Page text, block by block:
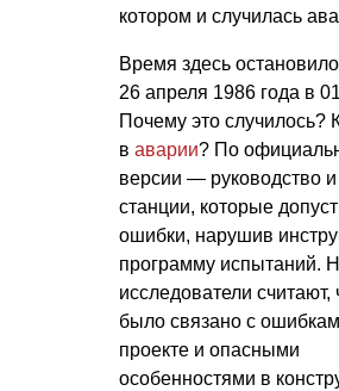
котором и случилась
Время здесь
26 апреля 1986 года в
Почему это случилось?
в аварии? По
версии — руководство
станции, которые
ошибки, нарушив
программу испытаний.
исследователи считают,
было связано с
проекте и опасными
особенностями в